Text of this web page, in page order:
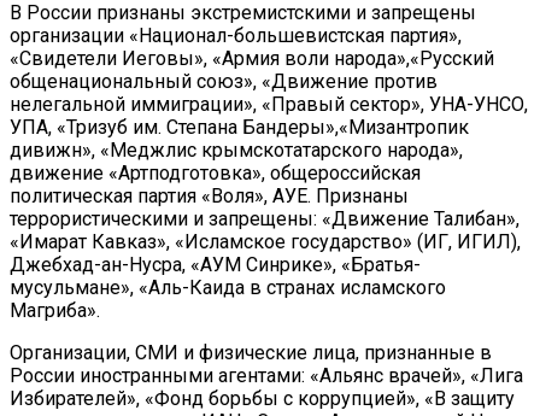
В России признаны экстремистскими и запрещены
организации «Национал-большевистская партия»,
«Свидетели Иеговы», «Армия воли народа»,«Русский
общенациональный союз», «Движение против
нелегальной иммиграции», «Правый сектор», УНА-УНСО,
УПА, «Тризуб им. Степана Бандеры»,«Мизантропик
дивижн», «Меджлис крымскотатарского народа»,
движение «Артподготовка», общероссийская
политическая партия «Воля», АУЕ. Признаны
террористическими и запрещены: «Движение Талибан»,
«Имарат Кавказ», «Исламское государство» (ИГ, ИГИЛ),
Джебхад-ан-Нусра, «АУМ Синрике», «Братья-
мусульмане», «Аль-Каида в странах исламского
Магриба».
Организации, СМИ и физические лица, признанные в
России иностранными агентами: «Альянс врачей», «Лига
Избирателей», «Фонд борьбы с коррупцией», «В защиту